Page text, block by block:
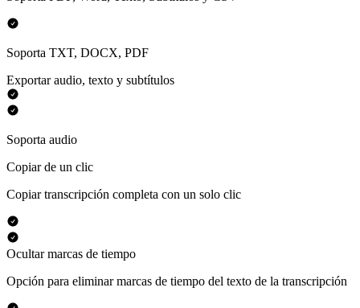
Soporta TXT, DOCX, PDF
Exportar audio, texto y subtítulos
Soporta audio
Copiar de un clic
Copiar transcripción completa con un solo clic
Ocultar marcas de tiempo
Opción para eliminar marcas de tiempo del texto de la transcripción